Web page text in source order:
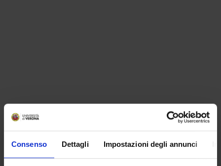
Consenso Dettagli Impostazioni degli annunci
GOVERNANCE